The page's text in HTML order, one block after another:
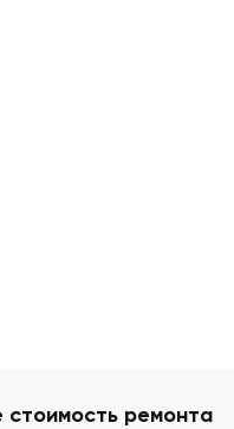
стоимость ремонта